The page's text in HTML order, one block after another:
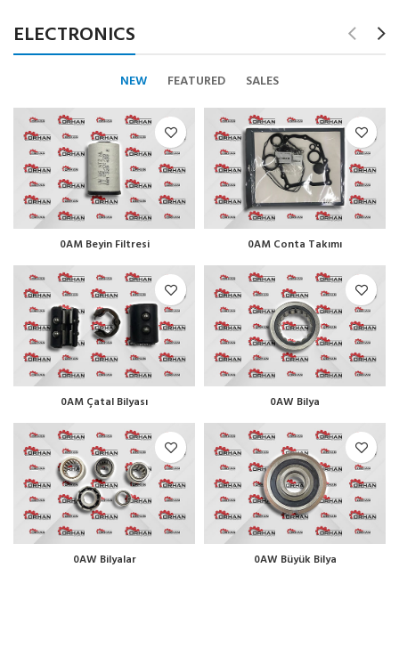
ELECTRONICS
NEW FEATURED SALES
0AM Beyin Filtresi 0AM Conta Takımı
0AM Çatal Bilyası 0AW Bilya
0AW Bilyalar 0AW Büyük Bilya